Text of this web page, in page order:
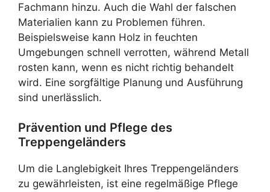
Fachmann hinzu. Auch die Wahl der falschen
Materialien kann zu Problemen führen.
Beispielsweise kann Holz in feuchten
Umgebungen schnell verrotten, während Metall
rosten kann, wenn es nicht richtig behandelt
wird. Eine sorgfältige Planung und Ausführung
sind unerlässlich.
Prävention und Pflege des
Treppengeländers
Um die Langlebigkeit Ihres Treppengeländers
zu gewährleisten, ist eine regelmäßige Pflege